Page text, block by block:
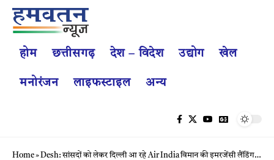
होम छत्तीसगढ़ देश – विदेश उद्योग खेल
मनोरंजन लाइफस्टाइल अन्य
Home» Desh: सांसदों को लेकर दिल्ली आ रहे Air India विमान की इमरजेंसी लैंडिंग, चेन्नई में उतारना पड़ा, 100 यात्रियों की अटकी सांसें